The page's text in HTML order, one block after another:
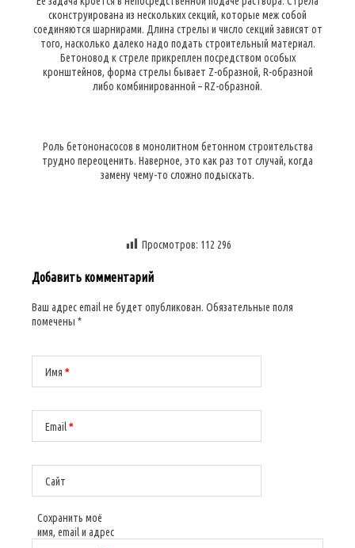
сконструирована из нескольких секций, которые меж собой
соединяются шарнирами. Длина стрелы и число секций зависят от
того, насколько далеко надо подать строительный материал.
Бетоновод к стреле прикреплен посредством особых
кронштейнов, форма стрелы бывает Z-образной, R-образной
либо комбинированной – RZ-образной.
Роль бетононасосов в монолитном бетонном строительства
трудно переоценить. Наверное, это как раз тот случай, когда
замену чему-то сложно подыскать.
Просмотров: 112 296
Добавить комментарий
Ваш адрес email не будет опубликован. Обязательные поля
помечены *
Имя *
Email*
Сайт
Сохранить моё
имя, email и адрес